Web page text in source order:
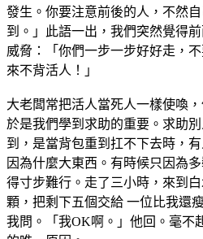
發生。你要注意前後的人，不然
到。」此語一出，我們突然覺得
威脅：「你們一步一步好好走，
來不背活人！」
大老闆常把活人當死人一樣使喚
於是我們學到求助的重要。求助
到，是當背包重到扛不下去時，
因為什麼大東西。有時候只因為
得寸步難行。走了三小時，來到
顆，把剩下五個交給 一位比我還
我問。「我OK啊。」他回。毫不